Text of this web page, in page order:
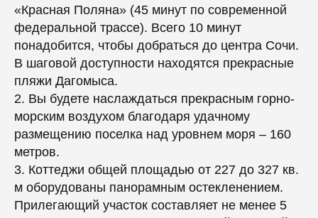
«Красная Поляна» (45 минут по современной
федеральной трассе). Всего 10 минут
понадобится, чтобы добраться до центра Сочи.
В шаговой доступности находятся прекрасные
пляжи Дагомыса.
2. Вы будете наслаждаться прекрасным горно-
морским воздухом благодаря удачному
размещению поселка над уровнем моря – 160
метров.
3. Коттеджи общей площадью от 227 до 327 кв.
м оборудованы панорамным остекленением.
Прилегающий участок составляет не менее 5